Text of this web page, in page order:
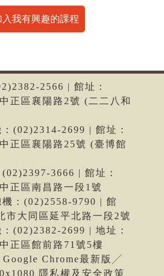
入我有興趣的課程
2566 | 館址：
正區襄陽路2號 (二二八和
(02)2314-2699 | 館址：
正區襄陽路25號 (臺博館
3666 | 館址：
正區南昌路一段1號
：(02)2558-9790 | 館
市大同區延平北路一段2號
(02)2382-2699 | 地址：
正區館前路71號5樓
Google Chrome最新版╱
隱私權及安全政策